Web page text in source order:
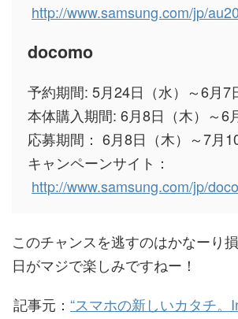
http://www.samsung.com/jp/
docomo
予約期間: 5月24日（水）～6月7
本体購入期間: 6月8日（木）～6
応募期間： 6月8日（木）～7月
キャンペーンサイト：
http://www.samsung.com/jp/
このチャンスを逃すのはかなーり
日がマジで楽しみですねー！
記事元： “スマホの新しいカタチ。